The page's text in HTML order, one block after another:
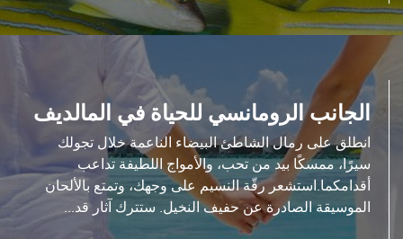
الجانب الرومانسي للحياة في المالديف
انطلق على رمال الشاطئ البيضاء الناعمة خلال تجولك
سيرًا، ممسكًا بيد من تحب، والأمواج اللطيفة تداعب
أقدامكما.استشعر رقّة النسيم على وجهك، وتمتع بالألحان
الموسيقة الصادرة عن حفيف النخيل. ستترك آثار قد...